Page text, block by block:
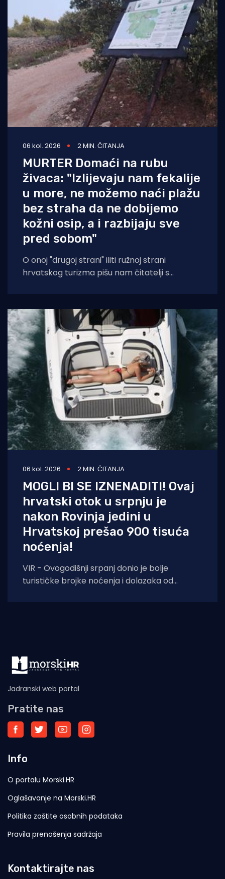
06 kol. 2026 2 MIN. ČITANJA
MURTER Domaći na rubu
živaca: "Izlijevaju nam fekalije
u more, ne možemo naći plažu
bez straha da ne dobijemo
kožni osip, a i razbijaju sve
pred sobom"
O onoj "drugoj strani" iliti ružnoj strani
hrvatskog turizma pišu nam čitatelji s
06 kol. 2026 2 MIN. ČITANJA
MOGLI BI SE IZNENADITI! Ovaj
hrvatski otok u srpnju je
nakon Rovinja jedini u
Hrvatskoj prešao 900 tisuća
noćenja!
VIR - Ovogodišnji srpanj donio je bolje
turističke brojke noćenja i dolazaka od
Jadranski web portal
Pratite nas
Info
O portalu Morski.HR
Oglašavanje na Morski.HR
Politika zaštite osobnih podataka
Pravila prenošenja sadržaja
Kontaktirajte nas